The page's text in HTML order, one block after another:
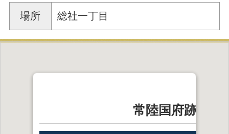
場所 総社一丁目
常陸国府跡